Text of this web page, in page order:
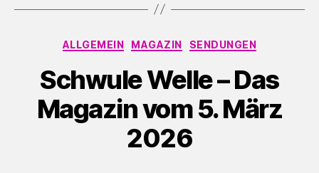
Kategorien
ALLGEMEIN MAGAZIN SENDUNGEN
Schwule Welle – Das
Magazin vom 5. März
2026